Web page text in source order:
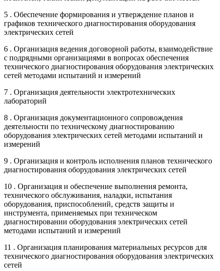
5 . Обеспечение формирования и утверждение планов и
графиков технического диагностирования оборудования
электрических сетей
6 . Организация ведения договорной работы, взаимодействие
с подрядными организациями в вопросах обеспечения
технического диагностирования оборудования электрических
сетей методами испытаний и измерений
7 . Организация деятельности электротехнических
лабораторий
8 . Организация документационного сопровождения
деятельности по техническому диагностированию
оборудования электрических сетей методами испытаний и
измерений
9 . Организация и контроль исполнения планов технического
диагностирования оборудования электрических сетей
10 . Организация и обеспечение выполнения ремонта,
технического обслуживания, наладки, испытания
оборудования, приспособлений, средств защиты и
инструмента, применяемых при техническом
диагностировании оборудования электрических сетей
методами испытаний и измерений
11 . Организация планирования материальных ресурсов для
технического диагностирования оборудования электрических
сетей